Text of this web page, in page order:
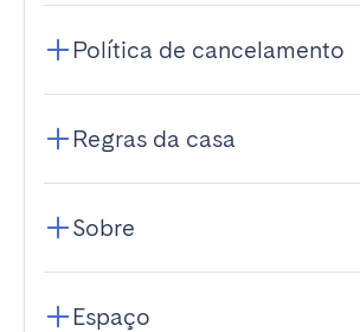
Política de cancelamento
Regras da casa
Sobre
Espaço